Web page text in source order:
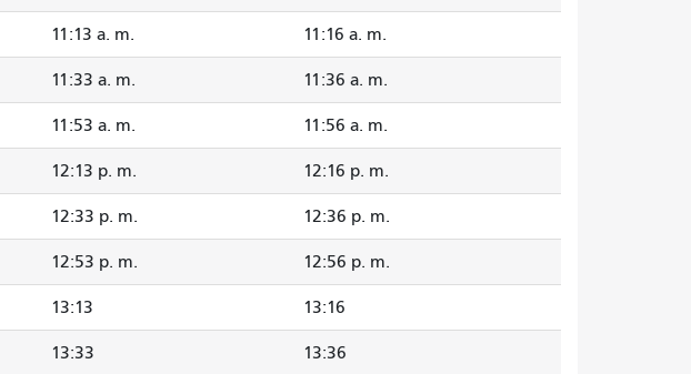
11:13 a. m. 11:16 a. m.
11:33 a. m. 11:36 a. m.
11:53 a. m. 11:56 a. m.
12:13 p. m. 12:16 p. m.
12:33 p. m. 12:36 p. m.
12:53 p. m. 12:56 p. m.
13:13 13:16
13:33 13:36